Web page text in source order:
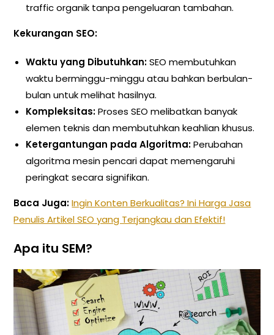
traffic organik tanpa pengeluaran tambahan.
Kekurangan SEO:
Waktu yang Dibutuhkan:SEO membutuhkan
waktu berminggu-minggu atau bahkan berbulan-
bulan untuk melihat hasilnya.
Kompleksitas:Proses SEO melibatkan banyak
elemen teknis dan membutuhkan keahlian khusus.
Ketergantungan pada Algoritma:Perubahan
algoritma mesin pencari dapat memengaruhi
peringkat secara signifikan.
Baca Juga:Ingin Konten Berkualitas? Ini Harga Jasa
Penulis Artikel SEO yang Terjangkau dan Efektif!
Apa itu SEM?